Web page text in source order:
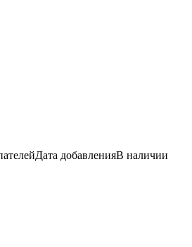
Дата добавленияВ наличии